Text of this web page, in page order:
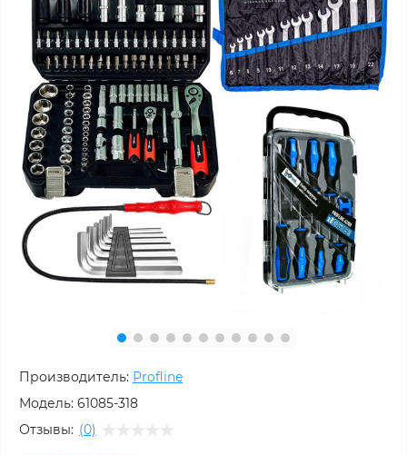
Производитель: Profline
Модель: 61085-318
Отзывы: (0)